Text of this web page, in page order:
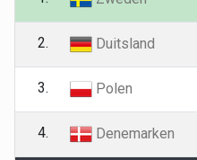
2. Duitsland
3. Polen
4. Denemarken